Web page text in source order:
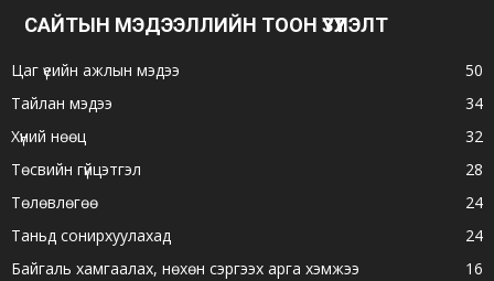
САЙТЫН МЭДЭЭЛЛИЙН ТООН ҮЗҮҮЛЭЛТ
Цаг үеийн ажлын мэдээ
50
Тайлан мэдээ
34
Хүний нөөц
32
Төсвийн гүйцэтгэл
28
Төлөвлөгөө
24
Таньд сонирхуулахад
24
Байгаль хамгаалах, нөхөн сэргээх арга хэмжээ
16